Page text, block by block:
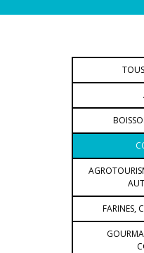
FARINES,